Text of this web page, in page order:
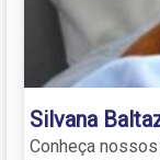
Silvana
Conheça